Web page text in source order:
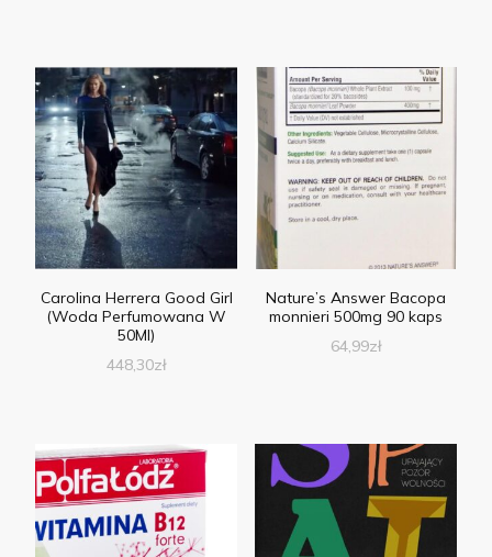
Carolina Herrera Good Girl
(Woda Perfumowana W
50Ml)
448,30zł
Nature’s Answer Bacopa
monnieri 500mg 90 kaps
64,99zł